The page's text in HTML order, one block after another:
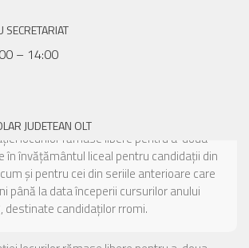
– 14:00
JUDETEAN OLT
locurilor rămase libere pentru a doua
în învățământul liceal pentru candidații din
și pentru cei din seriile anterioare care
până la data începerii cursurilor anului